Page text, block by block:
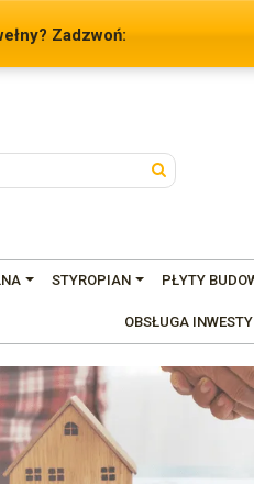
Zadzwoń:
STYROPIAN PŁYTY
OBSŁUGA